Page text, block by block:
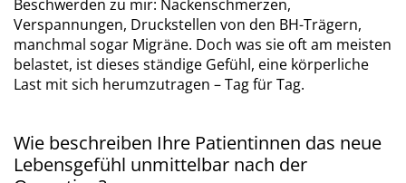
Beschwerden zu mir: Nackenschmerzen,
Verspannungen, Druckstellen von den BH-Trägern,
manchmal sogar Migräne. Doch was sie oft am meisten
belastet, ist dieses ständige Gefühl, eine körperliche
Last mit sich herumzutragen – Tag für Tag.
Wie beschreiben Ihre Patientinnen das neue
Lebensgefühl unmittelbar nach der